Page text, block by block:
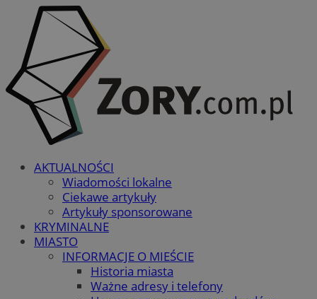
AKTUALNOŚCI
Wiadomości lokalne
Ciekawe artykuły
Artykuły sponsorowane
KRYMINALNE
MIASTO
INFORMACJE O MIEŚCIE
Historia miasta
Ważne adresy i telefony